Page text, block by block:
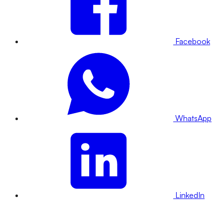
Facebook
WhatsApp
LinkedIn